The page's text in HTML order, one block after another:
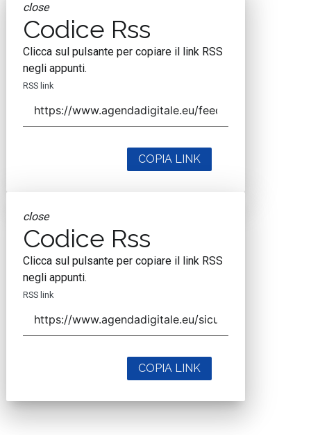
close
Codice Rss
Clicca sul pulsante per copiare il link RSS
negli appunti.
RSS link
COPIA LINK
close
Codice Rss
Clicca sul pulsante per copiare il link RSS
negli appunti.
RSS link
COPIA LINK